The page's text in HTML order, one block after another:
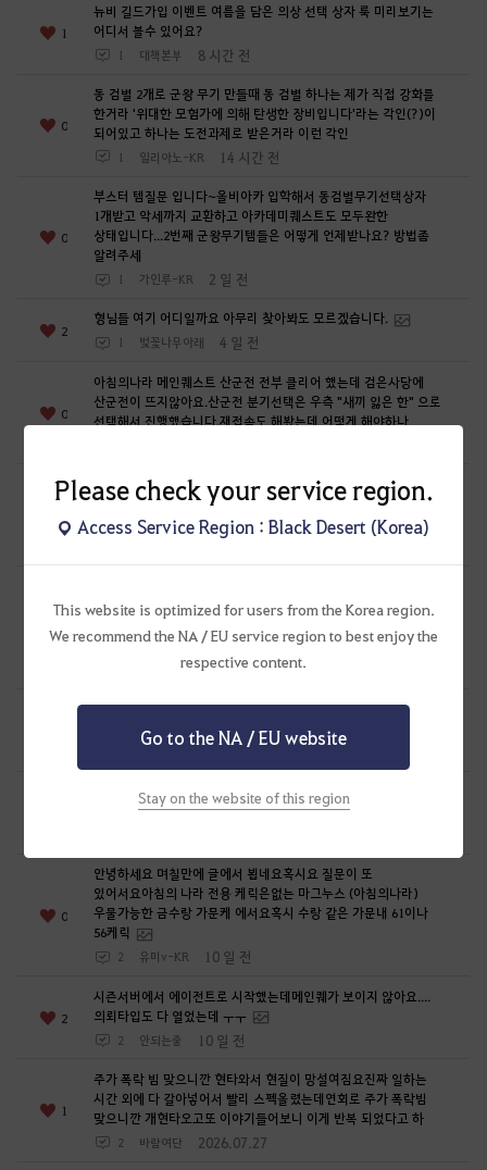
Please check your service region.
Access Service Region : Black Desert (Korea)
This website is optimized for users from the Korea region.
We recommend the NA / EU service region to best enjoy the
respective content.
Go to the NA / EU website
Stay on the website of this region
동
하
시
겠
습
니
까
?
1
뉴비 길드가입 이벤트 여름을 담은 의상 선택 상자 룩 미리보기는
어디서 볼수 있어요?
1 대책본부 8 시간 전
0
동 검별 2개로 군왕 무기 만들때 동 검별 하나는 제가 직접 강화를
한거라 '위대한 모험가에 의해 탄생한 장비입니다'라는 각인(?)이
되어있고 하나는 도전과제로 받은거라 이런 각인
1 일리아노-KR 14 시간 전
0
부스터 템질문 입니다~올비아카 입학해서 동검별무기선택상자
1개받고 악세까지 교환하고 아카데미퀘스트도 모두완한
상태입니다...2번째 군왕무기템들은 어떻게 언제받나요? 방법좀
알려주세
1 가인루-KR 2 일 전
2
형님들 여기 어디일까요 아무리 찾아봐도 모르겠습니다.
1 벚꽃나무아래 4 일 전
0
아침의나라 메인퀘스트 산군전 전부 클리어 했는데 검은사당에
산군전이 뜨지않아요.산군전 분기선택은 우측 "새끼 잃은 한" 으로
선택해서 진행했습니다.재접속도 해봤는데 어떻게 해야하나
치지직 드랍스 시간이 작동하지 않는 현상이 확인됩니다8/1 일까지
잘 되던 치지직 드롭스가8/2일 부터 작동이 안되는 현상이
확인되고있습니다.드롭스 진행중인 다른 방송국에 가서 봐
0
시작해서 겨울산 퀘스트를 전부 완료하고 56렙 찍고
퀘스트 보
RedCAT-KR 7 일 전
엠마 바탈리의 모험 일지 까마귀 둥지 용병?? 불멸의 휘장 구하는
퀘 어디서 받나여??
8 일 전
[지원] 산군 팔재시니 퀘스트가 안보여요 다른 태고 지원퀘스트는
다 깼는데 산군만 안보이네요 아침의나라 다 밀었는데...
0
안녕하세요 며칠만에 글에서 뵙네요혹시요 질문이 또
있어서요아침의 나라 전용 케릭은없는 마그누스 (아침의나라)
우물가능한 금수랑 가문케 에서요혹시 수랑 같은 가문내 61이나
56케릭
2 유미v-KR 10 일 전
2
시즌서버에서 에이전트로 시작했는데메인퀘가 보이지 않아요....
의뢰타입도 다 열었는데 ㅜㅜ
2 안되는줄 10 일 전
1
주가 폭락 빔 맞으니깐 현타와서 현질이 망설여짐요진짜 일하는
시간 외에 다 갈아넣어서 빨리 스펙올렸는데연회로 주가 폭락빔
맞으니깐 개현타오고또 이야기들어보니 이게 반복 되었다고 하
2 바람여단 2026.07.27